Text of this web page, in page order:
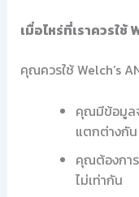
เมื่อไหร่ที่เราควรใช้
คุณควรใช้ Welch’s
คุณมีข้อมูล
แตกต่างกัน
คุณต้องกา
ไม่เท่ากัน